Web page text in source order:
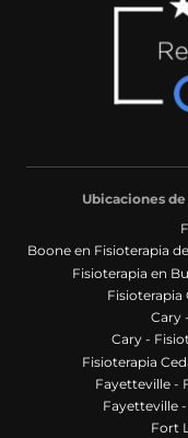
Ubicaciones
Boone en Fisioterapia
Fisioterapia en
Fisioterapia
Cary
Cary -
Fisioterapia
Fayetteville -
Fayetteville
Fort